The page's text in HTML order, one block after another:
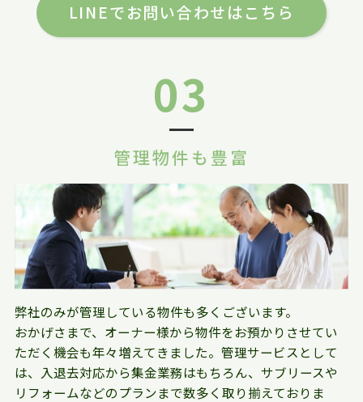
LINEでお問い合わせはこちら
03
管理物件も豊富
弊社のみが管理している物件も多くございます。
おかげさまで、オーナー様から物件をお預かりさせてい
ただく機会も年々増えてきました。管理サービスとして
は、入退去対応から集金業務はもちろん、サブリースや
リフォームなどのプランまで数多く取り揃えておりま